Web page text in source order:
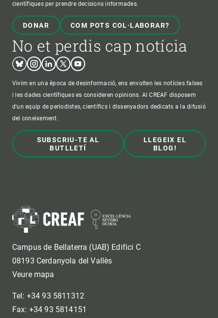
científiques per prendre decisions informades.
DONAR COM POTS COL·LABORAR?
No et perdis cap notícia
BlueskyInstagram
LinkedinTwitterYoutube
Vivim en una època de desinformació, ens envolten les notícies falses
i les dades científiques es consideren opinions. Al CREAF disposem
d'un equip de periodistes, científics i dissenyadors dedicats a la difusió
del coneixement.
SUBSCRIU-TE AL
BUTLLETÍ
LLEGEIX EL
BLOG!
Campus de Bellaterra (UAB) Edifici C
08193 Cerdanyola del Vallès
Veure mapa
Tel: +34 93 5811312
Fax: +34 93 5814151